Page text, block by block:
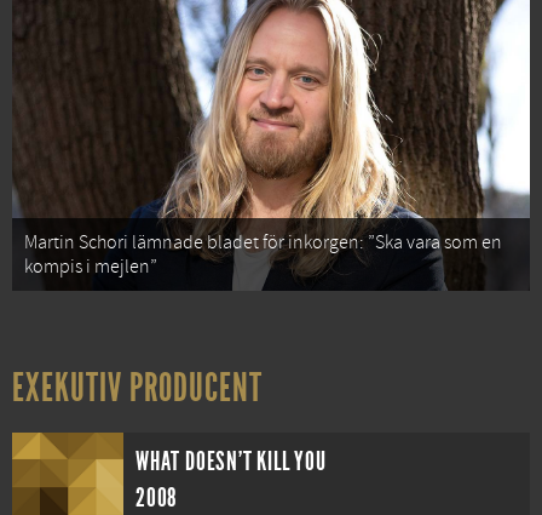
Martin Schori lämnade bladet för inkorgen: ”Ska vara som en
kompis i mejlen”
EXEKUTIV PRODUCENT
WHAT DOESN'T KILL YOU
2008